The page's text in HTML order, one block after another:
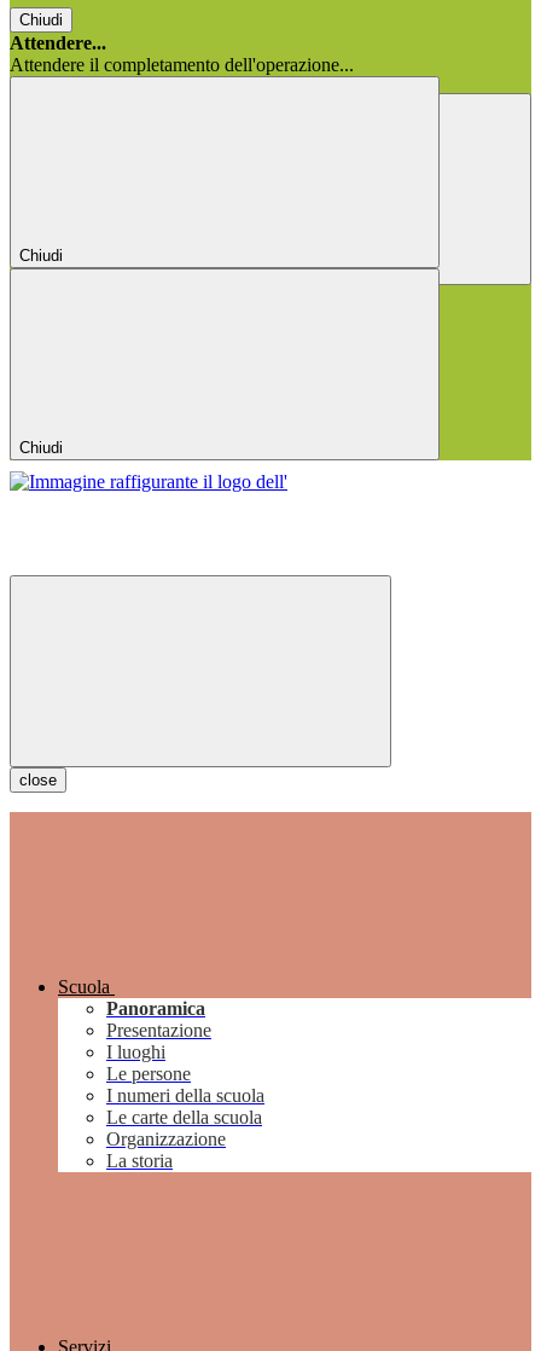
Chiudi
Attendere...
Attendere il completamento dell'operazione...
Chiudi
Chiudi
close
Scuola
Panoramica
Presentazione
I luoghi
Le persone
I numeri della scuola
Le carte della scuola
Organizzazione
La storia